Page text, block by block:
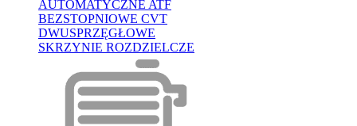
AUTOMATYCZNE ATF
BEZSTOPNIOWE CVT
DWUSPRZĘGŁOWE
SKRZYNIE ROZDZIELCZE